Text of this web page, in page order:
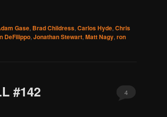
Gase, Brad Childress, Carlos Hyde, Chris
DeFilippo, Jonathan Stewart, Matt Nagy, ron
#142 4